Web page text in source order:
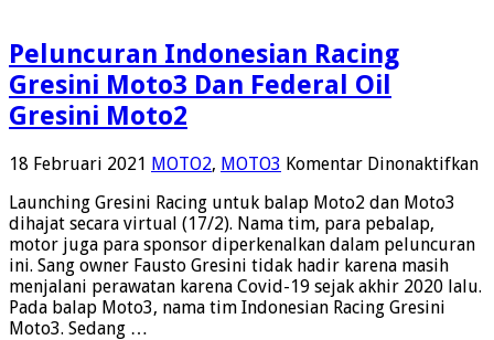
Peluncuran Indonesian Racing
Gresini Moto3 Dan Federal Oil
Gresini Moto2
18 Februari 2021 MOTO2, MOTO3 Komentar Dinonaktifkan
Launching Gresini Racing untuk balap Moto2 dan Moto3
dihajat secara virtual (17/2). Nama tim, para pebalap,
motor juga para sponsor diperkenalkan dalam peluncuran
ini. Sang owner Fausto Gresini tidak hadir karena masih
menjalani perawatan karena Covid-19 sejak akhir 2020 lalu.
Pada balap Moto3, nama tim Indonesian Racing Gresini
Moto3. Sedang …